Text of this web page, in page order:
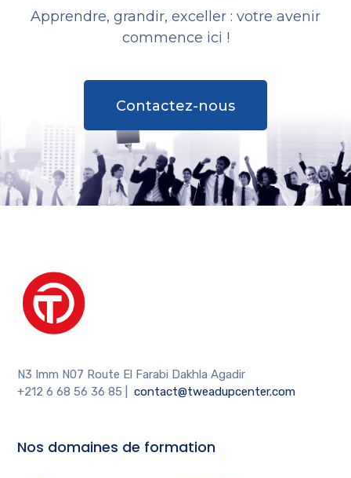
Apprendre, grandir, exceller : votre avenir
commence ici !
Contactez-nous
N3 Imm N07 Route El Farabi Dakhla Agadir
+212 6 68 56 36 85
|contact@tweadupcenter.com
Nos domaines de formation